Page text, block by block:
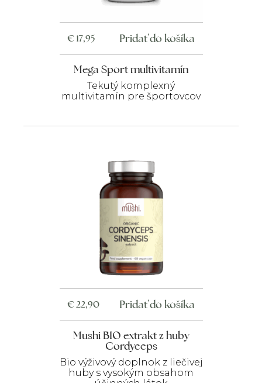
Mega Sport multivitamín
Tekutý komplexný
multivitamín pre športovcov
€17,95 Pridať do košíka
Mushi BIO extrakt z huby
Cordyceps
Bio výživový doplnok z liečivej
huby s vysokým obsahom
€22,90 Pridať do košíka